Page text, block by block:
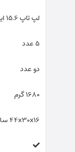
لپ تاپ 15.6 اینچ
5 عدد
دو عدد
1680 گرم
44x30x16 سانتی‌متر